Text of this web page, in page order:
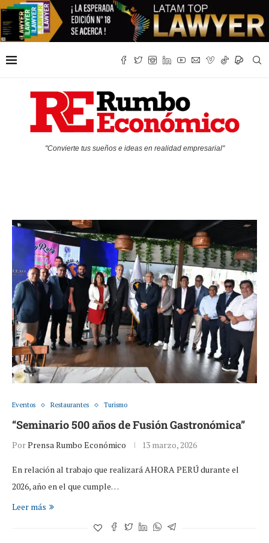
"Convierte tus sueños e ideas en realidad empresarial"
Eventos Restaurantes Turismo
“Seminario 500 años de Fusión Gastronómica”
PorPrensa Rumbo Económico 13 marzo, 2026
En relación al trabajo que realizará AHORA PERÚ durante el
2026, año en el que cumple…
Leer más